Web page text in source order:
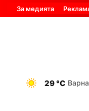
За медията
29 °C Варна